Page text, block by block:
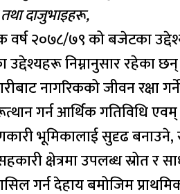
दाजुभाइहरू,
२०७८/७९ को बजेटका
उद्देश्यहरू निम्नानुसार रहेका
नागरिकको जीवन रक्षा
गर्न आर्थिक गतिविधि
भूमिकालाई सुदृढ बनाउने,
क्षेत्रमा उपलब्ध स्रोत र
गर्न देहाय बमोजिम